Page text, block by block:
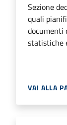
Sezione
quali
documenti
statistiche
VAI ALLA